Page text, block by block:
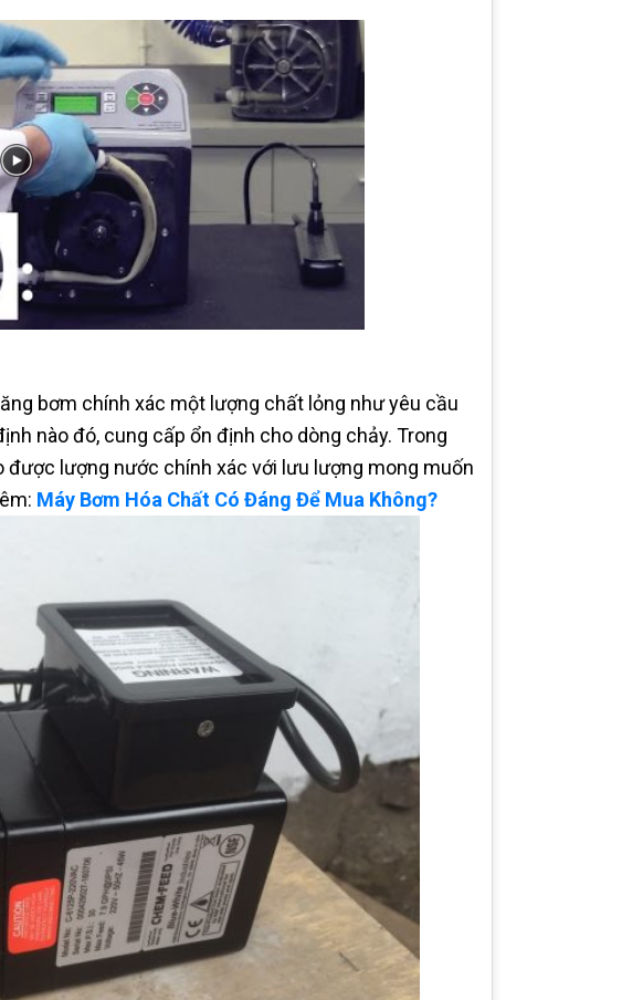
bơm chính xác một lượng chất lỏng như yêu cầu
nào đó, cung cấp ổn định cho dòng chảy. Trong
được lượng nước chính xác với lưu lượng mong muốn
Máy Bơm Hóa Chất Có Đáng Để Mua Không?